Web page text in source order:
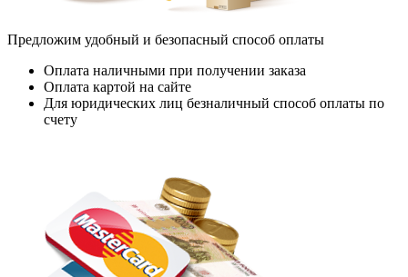
Предложим удобный и безопасный способ оплаты
Оплата наличными при получении заказа
Оплата картой на сайте
Для юридических лиц безналичный способ оплаты по
счету